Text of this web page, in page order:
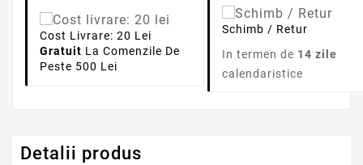
Cost Livrare: 20 Lei
Gratuit La Comenzile De
Peste 500 Lei
Schimb / Retur
In termen de 14 zile
calendaristice
Detalii produs